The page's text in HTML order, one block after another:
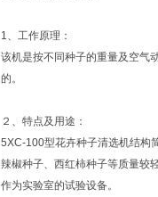
1、工作原理：
该机是按不同种子的重量及空气
的。
２、特点及用途：
5XC-100型花卉种子清选机结构
辣椒种子、西红柿种子等质量较
作为实验室的试验设备。